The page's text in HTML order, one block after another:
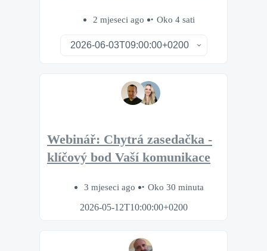
2 mjeseci ago Oko 4 sati
Webinář: Chytrá zasedačka -
klíčový bod Vaší komunikace
3 mjeseci ago
Oko 30 minuta
2026-05-12T10:00:00+0200